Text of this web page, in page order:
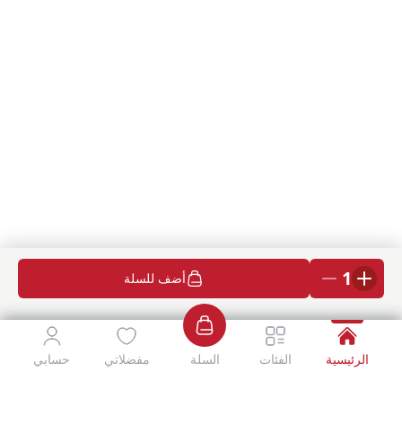
1 أضف للسلة
الرئيسية الفئات السلة مفضلاتي حسابي